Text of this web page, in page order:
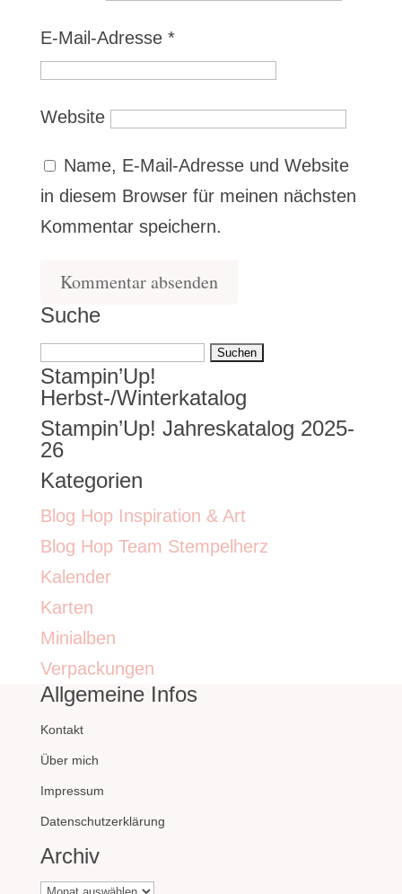
E-Mail-Adresse *
Website
Name, E-Mail-Adresse und Website
in diesem Browser für meinen nächsten
Kommentar speichern.
Suche
Suchen
nach:
Stampin’Up!
Herbst-/Winterkatalog
Stampin’Up! Jahreskatalog 2025-
26
Kategorien
Blog Hop Inspiration & Art
Blog Hop Team Stempelherz
Kalender
Karten
Minialben
Verpackungen
Allgemeine Infos
Kontakt
Über mich
Impressum
Datenschutzerklärung
Archiv
Archiv